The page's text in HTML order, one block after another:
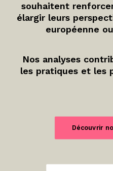
souhaitent
élargir leurs
européenne
Nos analyses
les pratiques et les
Découvrir